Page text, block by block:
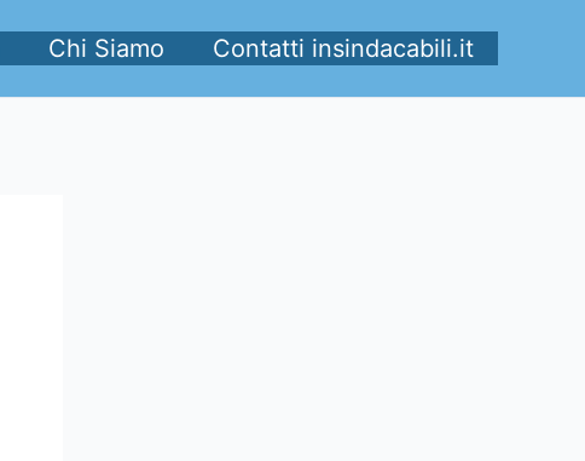
Chi Siamo Contatti insindacabili.it